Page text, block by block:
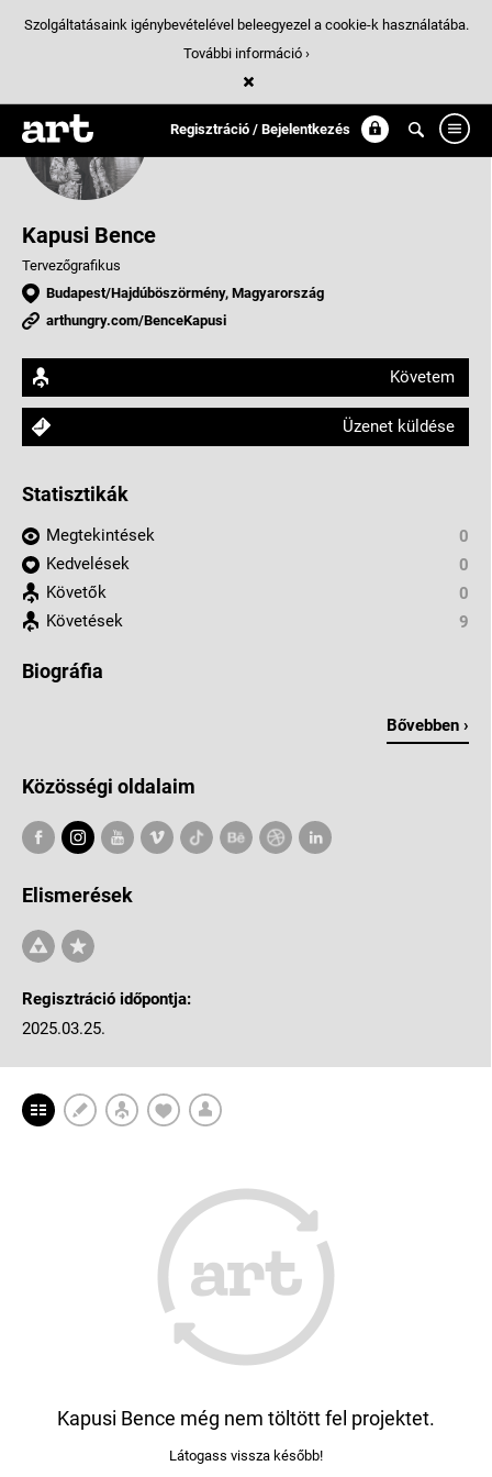
Regisztráció / Bejelentkezés
Kapusi Bence
Tervezőgrafikus
Budapest/Hajdúböszörmény, Magyarország
arthungry.com/BenceKapusi
Követem
Üzenet küldése
Statisztikák
Megtekintések
0
Kedvelések
0
Követők
0
Követések
9
Biográfia
Bővebben ›
Közösségi oldalaim
Elismerések
Regisztráció időpontja:
2025.03.25.
Kapusi Bence még nem töltött fel projektet.
Látogass vissza később!
Szolgáltatásaink igénybevételével beleegyezel a cookie-k használatába.
További információ ›